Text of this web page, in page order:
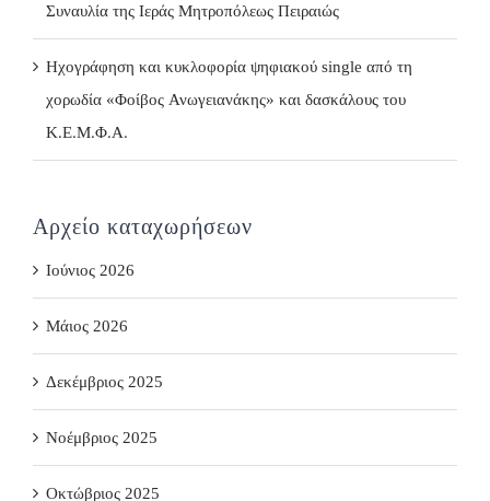
Συναυλία της Ιεράς Μητροπόλεως Πειραιώς
Ηχογράφηση και κυκλοφορία ψηφιακού single από τη
χορωδία «Φοίβος Ανωγειανάκης» και δασκάλους του
Κ.Ε.Μ.Φ.Α.
Αρχείο καταχωρήσεων
Ιούνιος 2026
Μάιος 2026
Δεκέμβριος 2025
Νοέμβριος 2025
Οκτώβριος 2025